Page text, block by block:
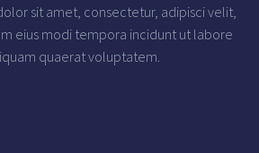
sit amet, consectetur, adipisci velit,
eius modi tempora incidunt ut labore
quaerat voluptatem.